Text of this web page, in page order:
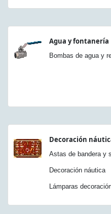
Agua y fontanería
Bombas de agua y
Decoración
Astas de bandera y
Decoración náutica
Lámparas